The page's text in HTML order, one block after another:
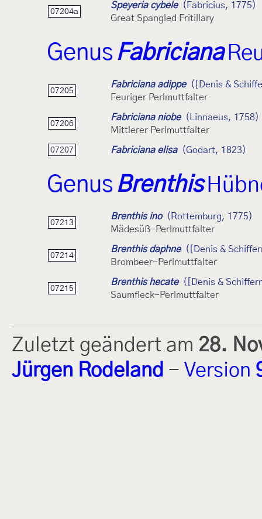
07204a
Speyeria cybele
(Fabricius, 1775)
Great Spangled Fritillary
Genus Fabriciana
07205
Fabriciana adippe
([Denis &
Feuriger Perlmuttfalter
07206
Fabriciana niobe
(Linnaeus, 1758)
Mittlerer Perlmuttfalter
07207 Fabriciana elisa (Godart, 1823)
Genus Brenthis
07213
Brenthis ino
(Rottemburg, 1775)
Mädesüß-Perlmuttfalter
07214
Brenthis daphne
([Denis &
Brombeer-Perlmuttfalter
07215
Brenthis hecate
([Denis &
Saumfleck-Perlmuttfalter
Zuletzt geändert am 28.
Jürgen Rodeland - Version